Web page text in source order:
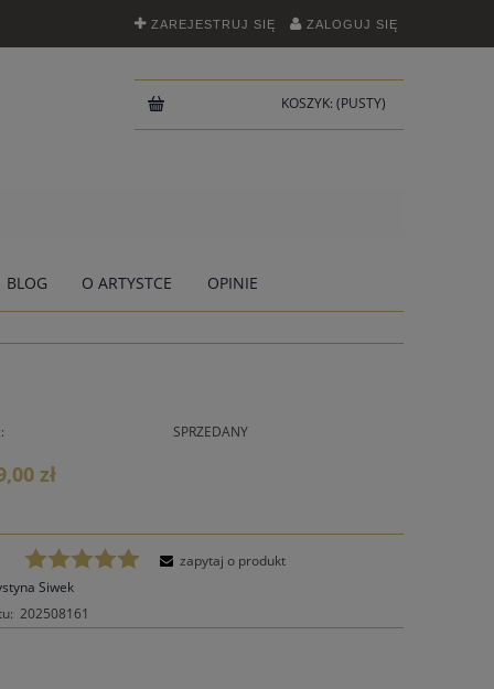
ZAREJESTRUJ SIĘ ZALOGUJ SIĘ
KOSZYK: (PUSTY)
BLOG O ARTYSTCE OPINIE
SPRZEDANY
zł
Siwek
202508161
zapytaj o produkt